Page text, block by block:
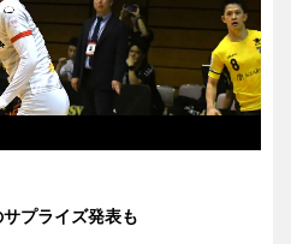
プライズ発表も